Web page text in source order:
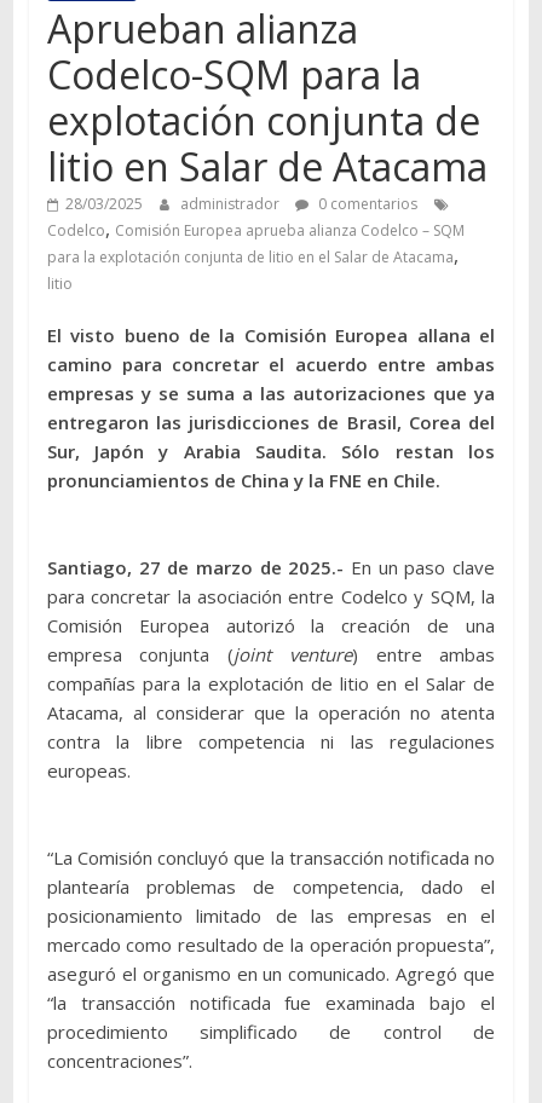
Aprueban alianza
Codelco-SQM para la
explotación conjunta de
litio en Salar de Atacama
28/03/2025 administrador
0 comentarios
Codelco, Comisión Europea aprueba alianza Codelco – SQM
para la explotación conjunta de litio en el Salar de Atacama,
litio
El visto bueno de la Comisión Europea allana el
camino para concretar el acuerdo entre ambas
empresas y se suma a las autorizaciones que ya
entregaron las jurisdicciones de Brasil, Corea del
Sur, Japón y Arabia Saudita. Sólo restan los
pronunciamientos de China y la FNE en Chile.
Santiago, 27 de marzo de 2025.- En un paso clave
para concretar la asociación entre Codelco y SQM, la
Comisión Europea autorizó la creación de una
empresa conjunta (joint venture) entre ambas
compañías para la explotación de litio en el Salar de
Atacama, al considerar que la operación no atenta
contra la libre competencia ni las regulaciones
europeas.
“La Comisión concluyó que la transacción notificada no
plantearía problemas de competencia, dado el
posicionamiento limitado de las empresas en el
mercado como resultado de la operación propuesta”,
aseguró el organismo en un comunicado. Agregó que
“la transacción notificada fue examinada bajo el
procedimiento simplificado de control de
concentraciones”.